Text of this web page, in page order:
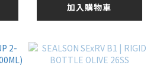
加入購物車